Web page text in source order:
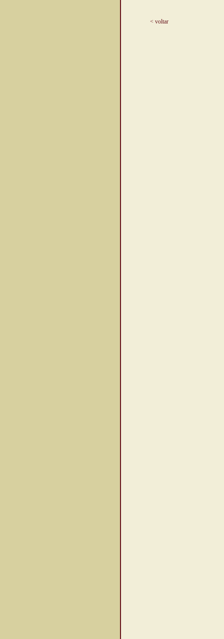
< voltar